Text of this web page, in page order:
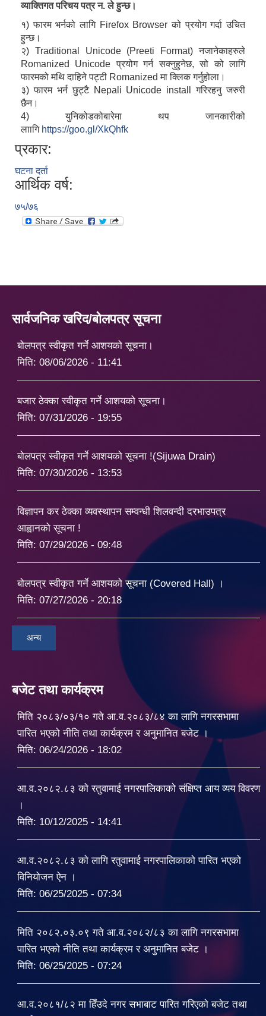
व्याक्तिगत परिचय पत्र न. ले हुन्छ।
१) फारम भर्नको लागि Firefox Browser को प्रयोग गर्दा उचित
हुन्छ।
२) Traditional Unicode (Preeti Format) नजानेकाहरुले
Romanized Unicode प्रयोग गर्न सक्नुहुनेछ, सो को लागि
फारमको मथि दाहिने पट्टी Romanized मा क्लिक गर्नुहोला।
३) फारम भर्न छुट्टै Nepali Unicode install गरिरहनु जरुरी
छैन।
4) युनिकोडकोबारेमा थप जानकारीको
लाागि https://goo.gl/XkQhfk
प्रकार:
घटना दर्ता
आर्थिक वर्ष:
७५/७६
सार्वजनिक खरिद/बोलपत्र सूचना
बोलपत्र स्वीकृत गर्ने आशयको सूचना।
मिति: 08/06/2026 - 11:41
बजार ठेक्का स्वीकृत गर्ने आशयको सूचना।
मिति: 07/31/2026 - 19:55
बोलपत्र स्वीकृत गर्ने आशयको सूचना !(Sijuwa Drain)
मिति: 07/30/2026 - 13:53
विज्ञापन कर ठेक्का व्यवस्थापन सम्वन्धी शिलवन्दी दरभाउपत्र
आह्वानको सूचना !
मिति: 07/29/2026 - 09:48
बोलपत्र स्वीकृत गर्ने आशयको सूचना (Covered Hall) ।
मिति: 07/27/2026 - 20:18
अन्य
बजेट तथा कार्यक्रम
मिति २०८३/०३/१० गते आ.व.२०८३/८४ का लागि नगरसभामा
पारित भएको नीति तथा कार्यक्रम र अनुमानित बजेट ।
मिति: 06/24/2026 - 18:02
आ.व.२०८२.८३ को रतुवामाई नगरपालिकाको संक्षिप्त आय व्यय विवरण
।
मिति: 10/12/2025 - 14:41
आ.व.२०८२.८३ को लागि रतुवामाई नगरपालिकाको पारित भएको
विनियोजन ऐन ।
मिति: 06/25/2025 - 07:34
मिति २०८२.०३.०९ गते आ.व.२०८२/८३ का लागि नगरसभामा
पारित भएको नीति तथा कार्यक्रम र अनुमानित बजेट ।
मिति: 06/25/2025 - 07:24
आ.व.२०८१/८२ मा हिँउदे नगर सभाबाट पारित गरिएको बजेट तथा